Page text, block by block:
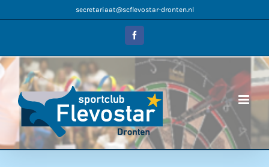
naar
secretariaat@scflevostar-dronten.nl
Facebook